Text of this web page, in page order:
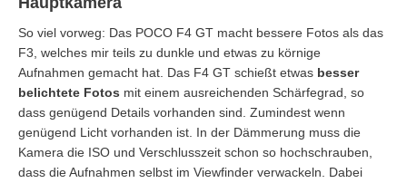
So viel vorweg: Das POCO F4 GT macht bessere Fotos als das
F3, welches mir teils zu dunkle und etwas zu körnige
Aufnahmen gemacht hat. Das F4 GT schießt etwas besser
belichtete Fotos mit einem ausreichenden Schärfegrad, so
dass genügend Details vorhanden sind. Zumindest wenn
genügend Licht vorhanden ist. In der Dämmerung muss die
Kamera die ISO und Verschlusszeit schon so hochschrauben,
dass die Aufnahmen selbst im Viewfinder verwackeln. Dabei